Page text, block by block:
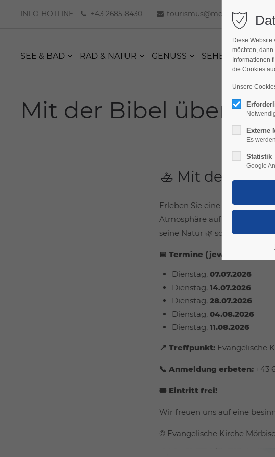
INFO-HOTLINE +43 2685 8430 tourismus@moerbisch.com
SEE & BAD RAD & NATUR GENUSS SEHENSWERT
Mit der Bibel übers
🚣 Mit der Bibel
Erleben Sie eine
Atmosphäre auf dem
seine Natur 🌿 sowie
📅 Termine (jeweils ab 10:00
Dienstag, 07.07.2026
Dienstag, 14.07.2026
Dienstag, 28.07.2026
Dienstag, 04.08.2026
Dienstag, 11.08.2026
📍 Treffpunkt: Evangelische
📞 Anmeldung erbeten: +43
🎟️ Eintritt frei!
Wir freuen uns auf eine
© Evangelische Kirche
Diese
möchten,
Informationen
die Cookies
Unsere
Externe
Es
Statistik
Google